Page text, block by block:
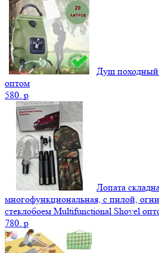
Душ походный
оптом
580. p
Лопата
многофункциональная, с пилой,
стеклобоем Multifunctional Shovel
780. p